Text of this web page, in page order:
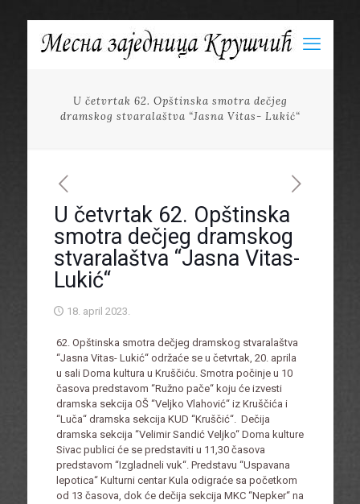
U četvrtak 62. Opštinska smotra dečjeg
dramskog stvaralaštva “Jasna Vitas- Lukić“
U četvrtak 62. Opštinska
smotra dečjeg dramskog
stvaralaštva “Jasna Vitas-
Lukić“
18. april 2023.
62. Opštinska smotra dečjeg dramskog stvaralaštva
“Jasna Vitas- Lukić“ održaće se u četvrtak, 20. aprila
u sali Doma kultura u Kruščiću. Smotra počinje u 10
časova predstavom “Ružno pače“ koju će izvesti
dramska sekcija OŠ “Veljko Vlahović“ iz Kruščića i
“Luča“ dramska sekcija KUD “Kruščić“. Dečija
dramska sekcija “Velimir Sandić Veljko“ Doma kulture
Sivac publici će se predstaviti u 11,30 časova
predstavom “Izgladneli vuk“. Predstavu “Uspavana
lepotica“ Kulturni centar Kula odigraće sa početkom
od 13 časova, dok će dečija sekcija MKC “Nepker“ na